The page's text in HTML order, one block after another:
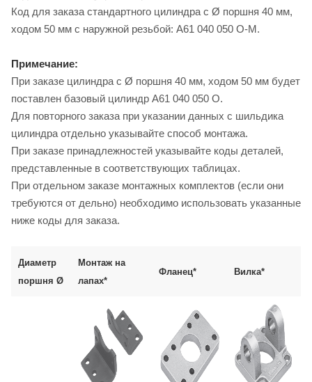
Код для заказа стандартного цилиндра с Ø поршня 40 мм,
ходом 50 мм с наружной резьбой: A61 040 050 O-M.
Примечание:
При заказе цилиндра с Ø поршня 40 мм, ходом 50 мм будет
поставлен базовый цилиндр A61 040 050 O.
Для повторного заказа при указании данных с шильдика
цилиндра отдельно указывайте способ монтажа.
При заказе принадлежностей указывайте коды деталей,
представленные в соответствующих таблицах.
При отдельном заказе монтажных комплектов (если они
требуются от дельно) необходимо использовать указанные
ниже коды для заказа.
Диаметр
поршня Ø
Монтаж на
лапах*
Фланец* Вилка*